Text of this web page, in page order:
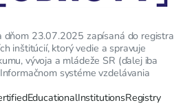
dňom 23.07.2025 zapísaná do registra
inštitúcií, ktorý vedie a spravuje
vývoja a mládeže SR (ďalej iba
systéme vzdelávania